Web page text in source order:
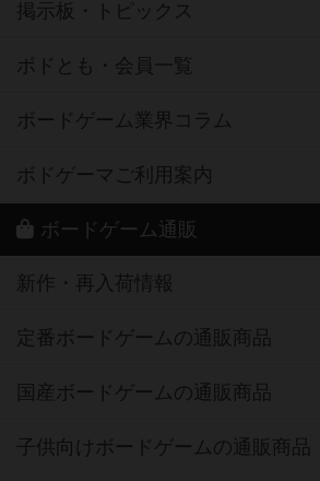
掲示板・トピックス
ボドとも・会員一覧
ボードゲーム業界コラム
ボドゲーマご利用案内
ボードゲーム通販
新作・再入荷情報
定番ボードゲームの通販商品
国産ボードゲームの通販商品
子供向けボードゲームの通販商品